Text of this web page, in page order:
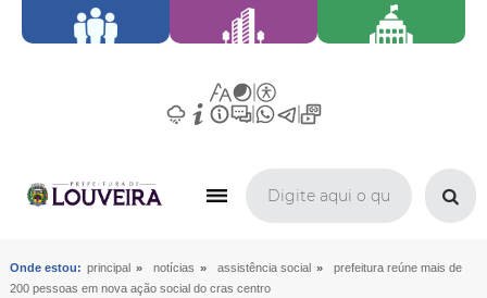
Onde estou: principal » notícias » assistência social »
prefeitura reúne mais de
200 pessoas em nova ação social do cras centro